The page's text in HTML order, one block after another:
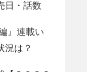
日・話数
』連載い
況は？